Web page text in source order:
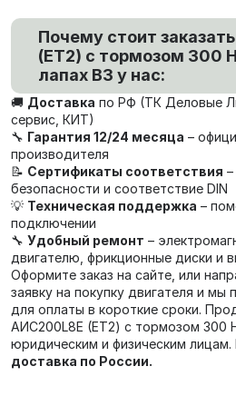
Почему стоит
(ET2) с тормозом 300
лапах В3 у нас:
🚚 Доставка по РФ (ТК Деловые
сервис, КИТ)
🔧 Гарантия 12/24 месяца –
производителя
📝 Сертификаты соответствия –
безопасности и соответствие DIN
💡 Техническая поддержка –
подключении
🔧 Удобный ремонт –
двигателю, фрикционные диски и
Оформите заказ на сайте, или
заявку на покупку двигателя и
для оплаты в короткие сроки.
AИC200L8Е (ET2) с тормозом 300
юридическим и физическим лицам.
доставка по России.